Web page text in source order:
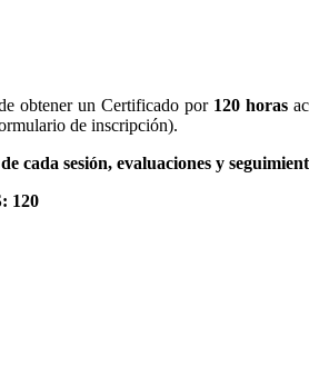
obtener un Certificado por 120 horas
de inscripción).
cada sesión, evaluaciones y
120